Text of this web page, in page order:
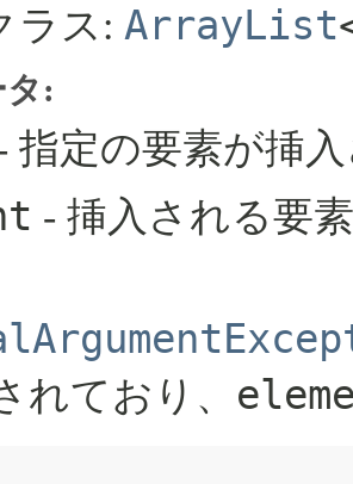
ラス: ArrayList
:
指定の要素が挿
- 挿入される要
れており、